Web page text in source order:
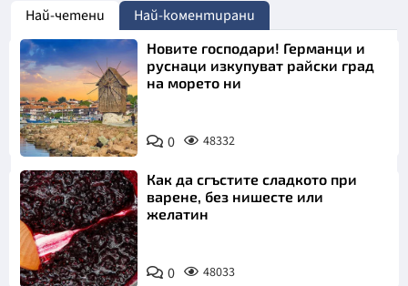
Най-четени Най-коментирани
Новите господари! Германци и
руснаци изкупуват райски град
на морето ни
0 48332
Как да сгъстите сладкото при
варене, без нишесте или
желатин
0 48033